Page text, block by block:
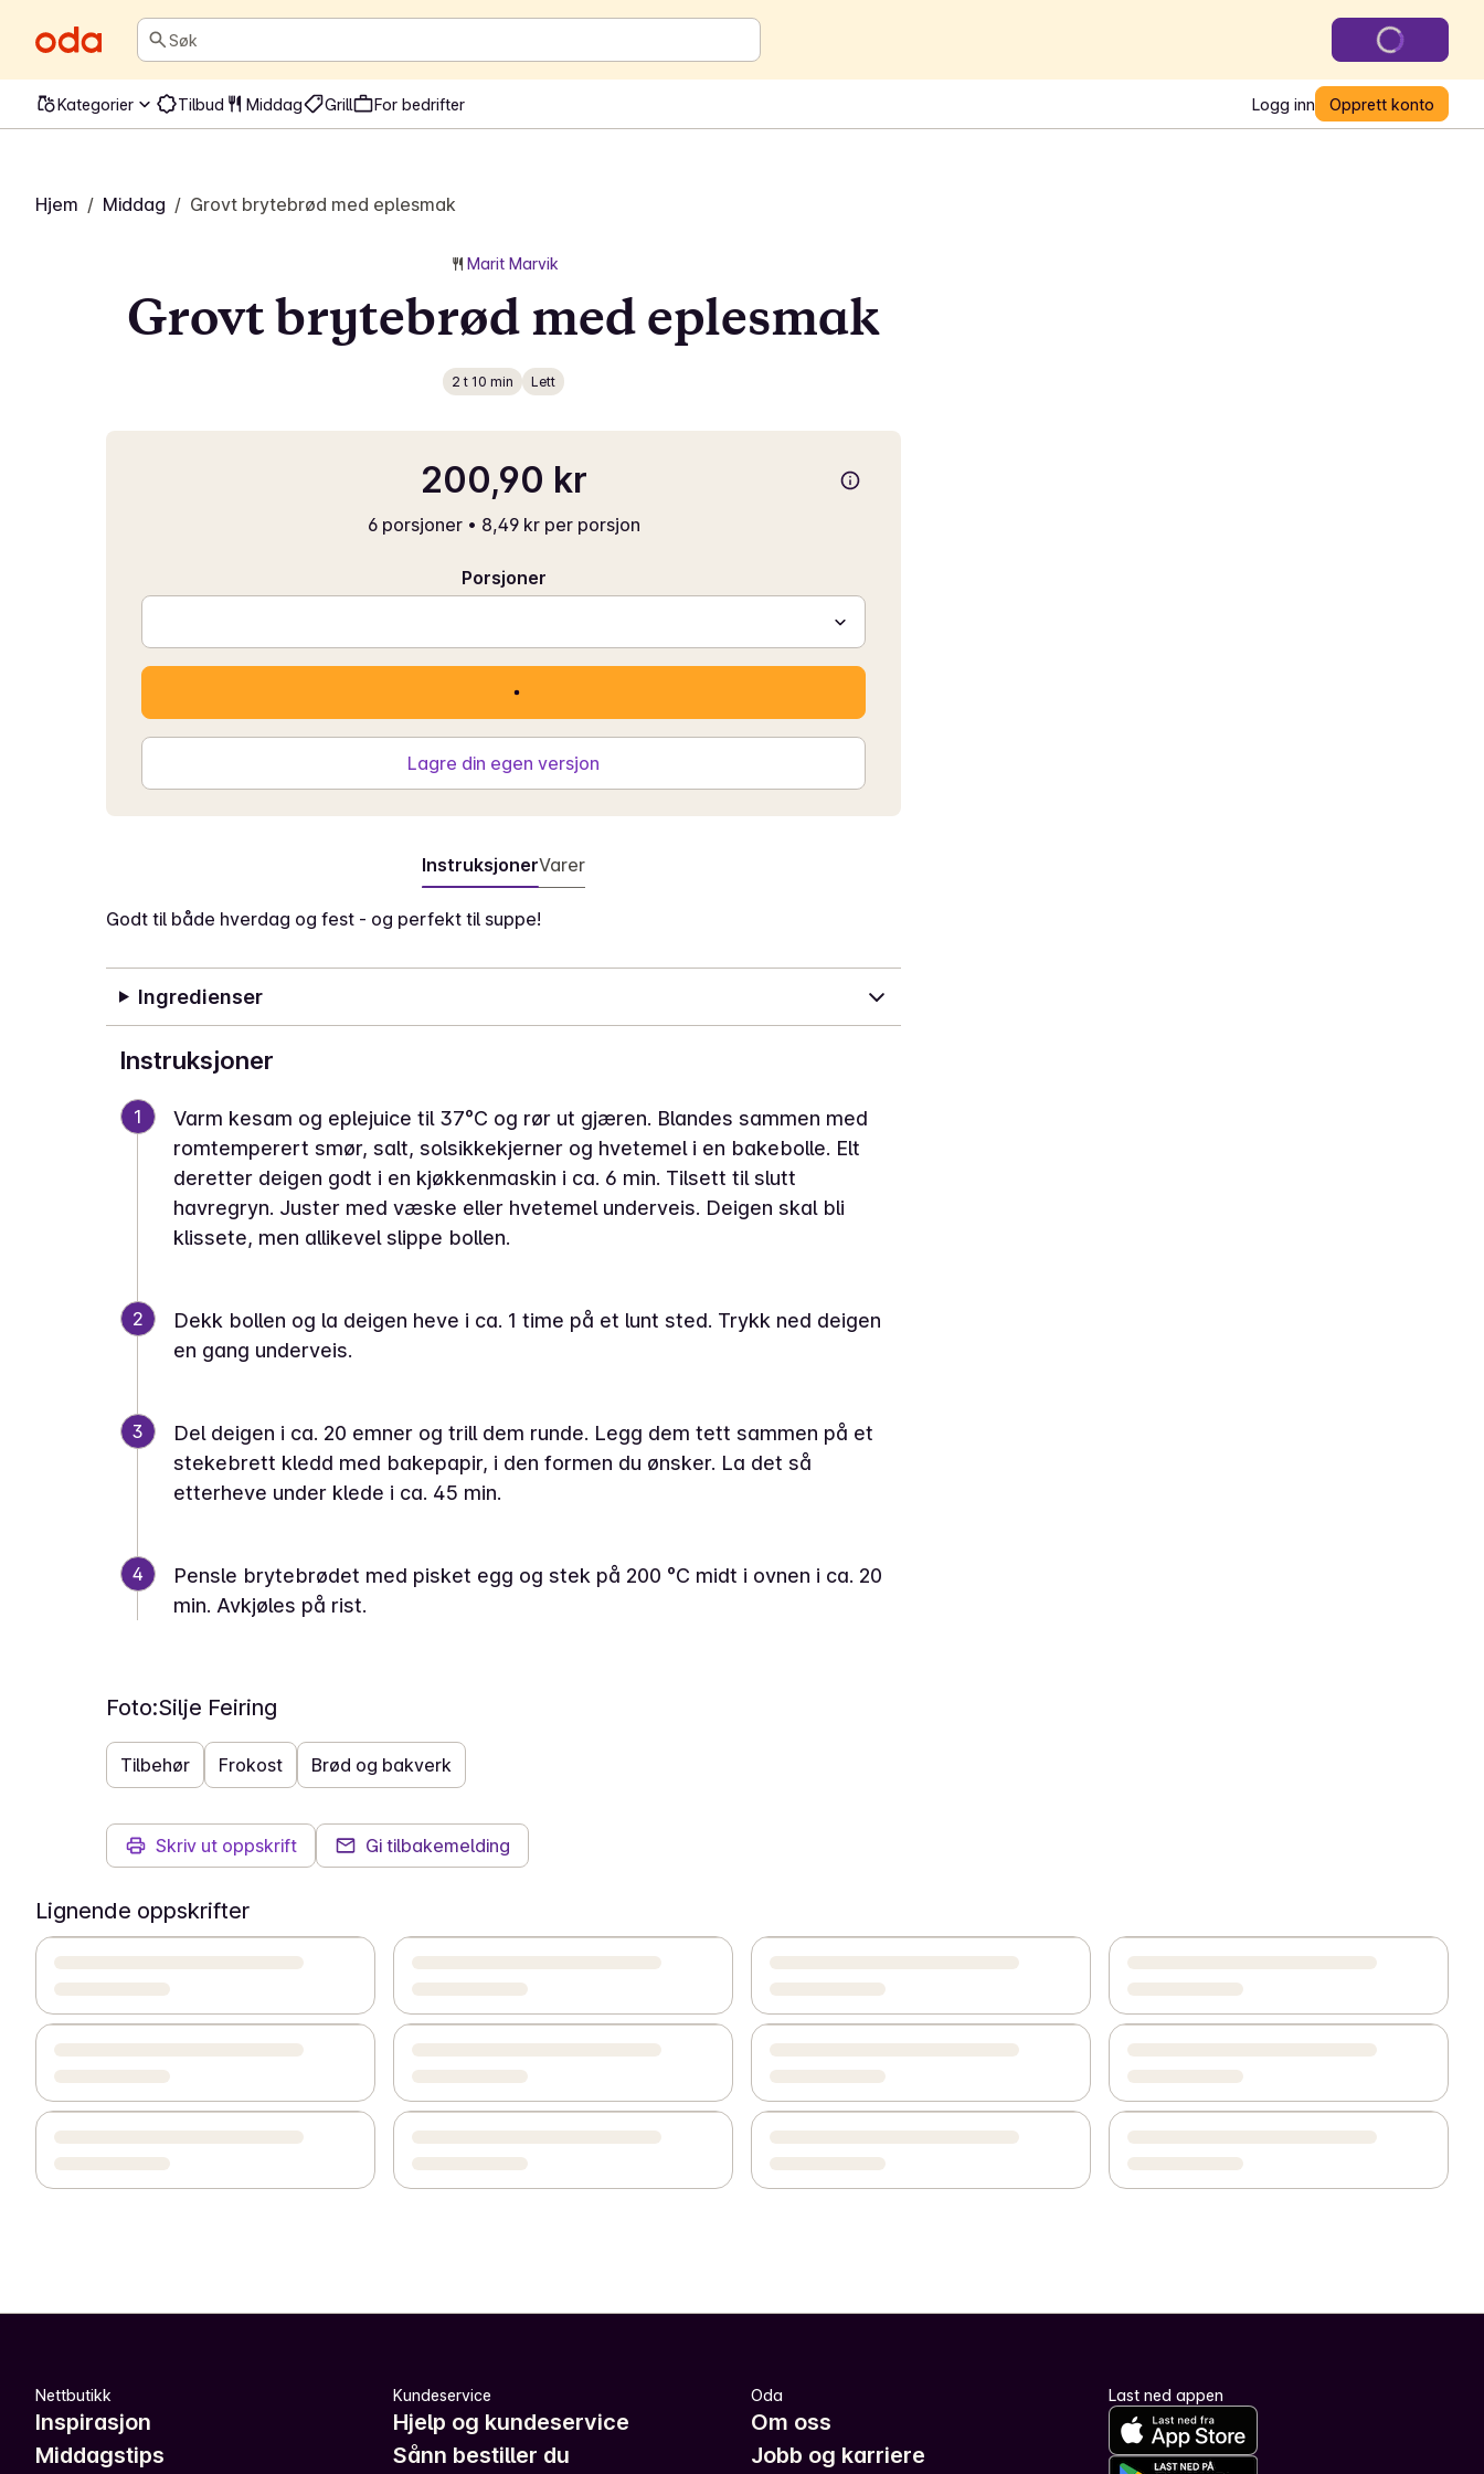
Søk
Kategorier Tilbud Middag Grill For bedrifter Logg inn Opprett konto
Hjem / Middag / Grovt brytebrød med eplesmak
Marit Marvik
Grovt brytebrød med eplesmak
2 t 10 min Lett
200,90 kr
6 porsjoner • 8,49 kr per porsjon
Porsjoner
Lagre din egen versjon
InstruksjonerVarer
Godt til både hverdag og fest - og perfekt til suppe!
Ingredienser
Instruksjoner
1
Varm kesam og eplejuice til 37°C og rør ut gjæren. Blandes sammen med
romtemperert smør, salt, solsikkekjerner og hvetemel i en bakebolle. Elt
deretter deigen godt i en kjøkkenmaskin i ca. 6 min. Tilsett til slutt
havregryn. Juster med væske eller hvetemel underveis. Deigen skal bli
klissete, men allikevel slippe bollen.
2
Dekk bollen og la deigen heve i ca. 1 time på et lunt sted. Trykk ned deigen
en gang underveis.
3
Del deigen i ca. 20 emner og trill dem runde. Legg dem tett sammen på et
stekebrett kledd med bakepapir, i den formen du ønsker. La det så
etterheve under klede i ca. 45 min.
4
Pensle brytebrødet med pisket egg og stek på 200 °C midt i ovnen i ca. 20
min. Avkjøles på rist.
Foto:Silje Feiring
Tilbehør Frokost Brød og bakverk
Skriv ut oppskrift Gi tilbakemelding
Lignende oppskrifter
Nettbutikk
Inspirasjon
Middagstips
Kundeservice
Hjelp og kundeservice
Sånn bestiller du
Oda
Om oss
Jobb og karriere
Last ned appen